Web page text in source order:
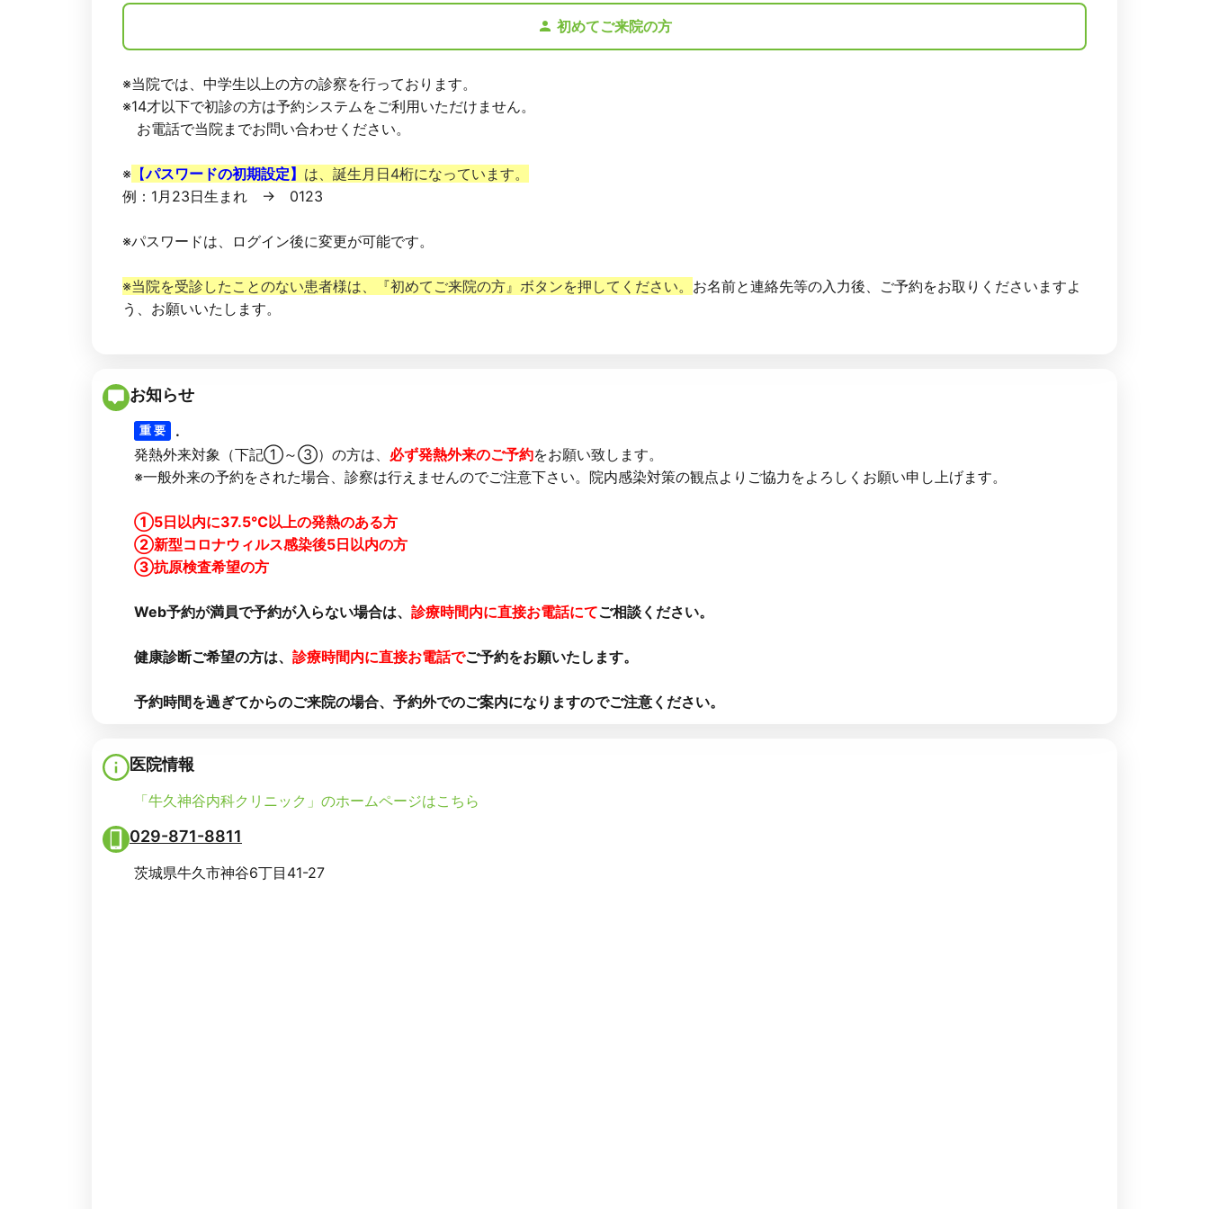
初めてご来院の方
※当院では、中学生以上の方の診察を行っております。
※14才以下で初診の方は予約システムをご利用いただけません。
お電話で当院までお問い合わせください。
※ 【パスワードの初期設定】 は、誕生月日4桁になっています。
例：1月23日生まれ → 0123
※パスワードは、ログイン後に変更が可能です。
※当院を受診したことのない患者様は、『初めてご来院の方』ボタンを押してください。 お名前と連絡先等の入力後、ご予約をお取りくださいますよ
う、お願いいたします。
お知らせ
重 要
.
発熱外来対象（下記①～③）の方は、 必ず発熱外来のご予約をお願い致します。
※一般外来の予約をされた場合、診察は行えませんのでご注意下さい。院内感染対策の観点よりご協力をよろしくお願い申し上げます。
①5日以内に37.5℃以上の発熱のある方
②新型コロナウィルス感染後5日以内の方
③抗原検査希望の方
Web予約が満員で予約が入らない場合は、 診療時間内に直接お電話にてご相談ください。
健康診断ご希望の方は、 診療時間内に直接お電話でご予約をお願いたします。
予約時間を過ぎてからのご来院の場合、予約外でのご案内になりますのでご注意ください。
医院情報
「牛久神谷内科クリニック」のホームページはこちら
029-871-8811
茨城県牛久市神谷6丁目41-27